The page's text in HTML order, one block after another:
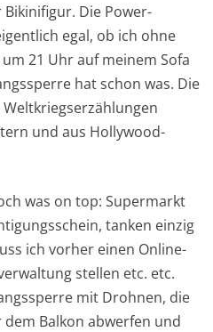
Bikinifigur. Die Power-
egal, ob ich ohne
21 Uhr auf meinem Sofa
hat schon was. Die
und aus Hollywood-
was on top: Supermarkt
tanken einzig
ich vorher einen Online-
stellen etc. etc.
mit Drohnen, die
Balkon abwerfen und